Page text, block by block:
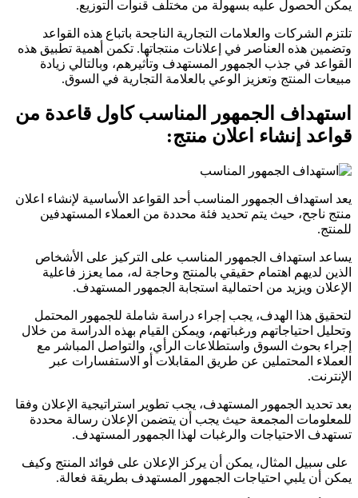
يمكن الحصول عليه بسهولة من مختلف قنوات التوزيع.
تلتزم الشركات والعلامات التجارية الناجحة باتباع هذه القواعد
وتضمين هذه العناصر في إعلانات منتجاتها. تكمن أهمية تطبيق هذه
القواعد في جذب الجمهور المستهدف وتأثيرهم، وبالتالي زيادة
مبيعات المنتج وتعزيز الوعي بالعلامة التجارية في السوق.
استهداف الجمهور المناسب كاول قاعدة من
قواعد إنشاء اعلان منتج:
يعد استهداف الجمهور المناسب أحد القواعد الأساسية لإنشاء اعلان
منتج ناجح، حيث يتم تحديد فئة محددة من العملاء المستهدفين
للمنتج.
يساعد استهداف الجمهور المناسب على التركيز على الأشخاص
الذين لديهم اهتمام حقيقي بالمنتج وحاجة له، مما يعزز فاعلية
الإعلان ويزيد من احتمالية استجابة الجمهور المستهدف.
لتحقيق هذا الهدف، يجب إجراء دراسة شاملة للجمهور المحتمل
وتحليل احتياجاتهم ورغباتهم، ويمكن القيام بهذه الدراسة من خلال
إجراء بحوث السوق واستطلاعات الرأي، والتواصل المباشر مع
العملاء المحتملين عن طريق المقابلات أو الاستفسارات عبر
الإنترنت.
بعد تحديد الجمهور المستهدف، يجب تطوير استراتيجية الإعلان وفقا
للمعلومات المجمعة حيث يجب أن يتضمن الإعلان رسالة محددة
تستهدف الاحتياجات والرغبات لهذا الجمهور المستهدف.
على سبيل المثال، يمكن أن يركز الإعلان على فوائد المنتج وكيف
يمكن أن يلبي احتياجات الجمهور المستهدف بطريقة فعالة.